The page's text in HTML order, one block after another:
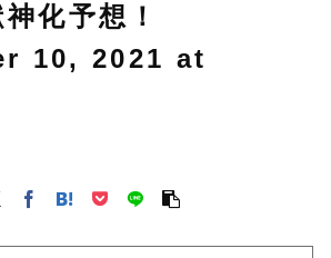
化予想！
10, 2021 at